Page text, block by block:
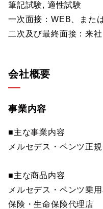
筆記試験, 適性試験
一次面接：WEB、また
二次及び最終面接：来社
会社概要
事業内容
■主な事業内容
メルセデス・ベンツ正
■主な商品内容
メルセデス・ベンツ乗
保険・生命保険代理店